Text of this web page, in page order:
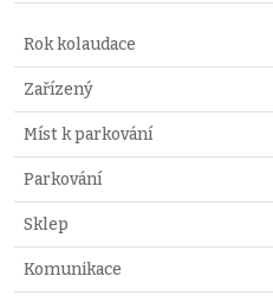
Rok kolaudace
Zařízený
Míst k parkování
Parkování
Sklep
Komunikace